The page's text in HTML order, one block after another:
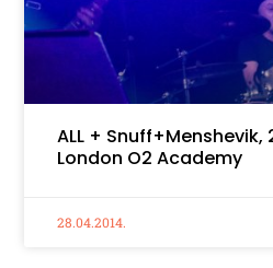
ALL + Snuff+Menshevik,
London O2 Academy
28.04.2014.